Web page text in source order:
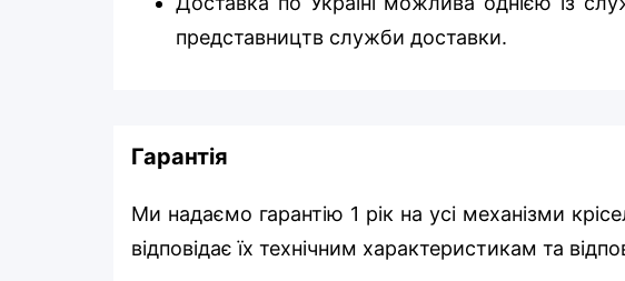
представництв служби доставки.
Гарантія
Ми надаємо гарантію 1 рік на усі механізми
відповідає їх технічним характеристикам та